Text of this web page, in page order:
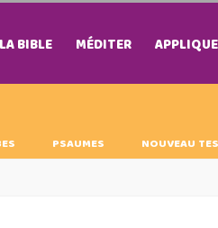
BIBLE MÉDITER
PSAUMES NOUVEAU